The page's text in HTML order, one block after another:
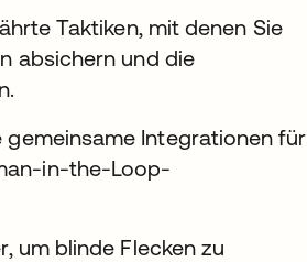
Taktiken, mit denen Sie
absichern und die
gemeinsame Integrationen für
in-the-Loop-
um blinde Flecken zu